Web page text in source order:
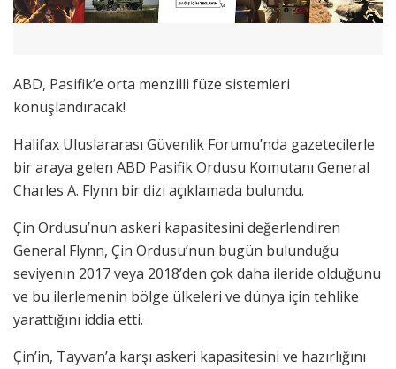
ABD, Pasifik’e orta menzilli füze sistemleri
konuşlandıracak!
Halifax Uluslararası Güvenlik Forumu’nda gazetecilerle
bir araya gelen ABD Pasifik Ordusu Komutanı General
Charles A. Flynn bir dizi açıklamada bulundu.
Çin Ordusu’nun askeri kapasitesini değerlendiren
General Flynn, Çin Ordusu’nun bugün bulunduğu
seviyenin 2017 veya 2018’den çok daha ileride olduğunu
ve bu ilerlemenin bölge ülkeleri ve dünya için tehlike
yarattığını iddia etti.
Çin’in, Tayvan’a karşı askeri kapasitesini ve hazırlığını